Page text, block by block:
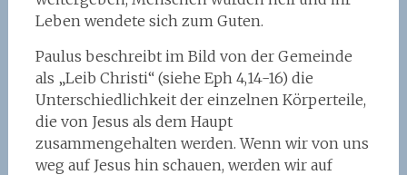
Leben wendete sich zum Guten.
Paulus beschreibt im Bild von der Gemeinde
als „Leib Christi“ (siehe Eph 4,14-16) die
Unterschiedlichkeit der einzelnen Körperteile,
die von Jesus als dem Haupt
zusammengehalten werden. Wenn wir von uns
weg auf Jesus hin schauen, werden wir auf